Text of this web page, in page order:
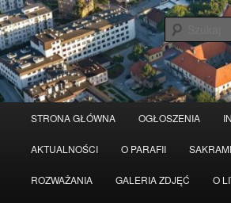
Przeskocz
do
tekstu
STRONA GŁÓWNA OGŁOSZENIA
AKTUALNOŚCI O PARAFII
ROZWAŻANIA GALERIA ZDJĘĆ O
Serwis wykorzystuje pliki Cookies Czytaj